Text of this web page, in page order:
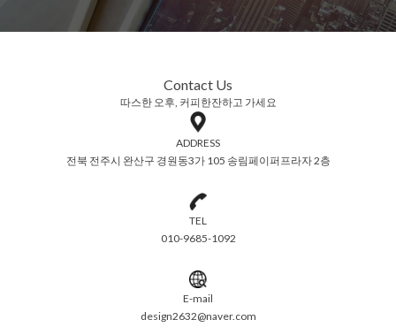
Contact Us
따스한 오후, 커피한잔하고 가세요
ADDRESS
전북 전주시 완산구 경원동3가 105 송림페이퍼프라자 2층
TEL
010-9685-1092
E-mail
design2632@naver.com